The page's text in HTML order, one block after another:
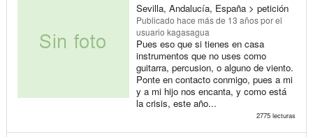
Sevilla, Andalucía, España > petición
Publicado hace más de 13 añospor el
usuario kagasagua
Pues eso que si tienes en casa
instrumentos que no uses como
guitarra, percusion, o alguno de viento.
Ponte en contacto conmigo, pues a mi
y a mi hijo nos encanta, y como está
la crisis, este año...
2775 lecturas